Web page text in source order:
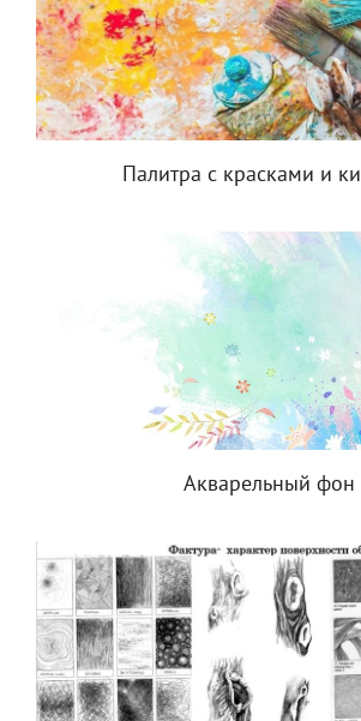
Палитра с красками и
Акварельный фон